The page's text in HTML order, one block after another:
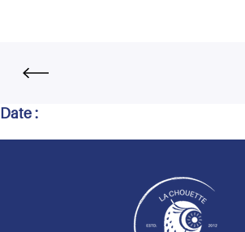
Date :